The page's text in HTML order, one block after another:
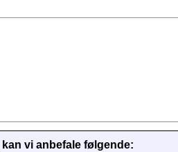
vi anbefale følgende: